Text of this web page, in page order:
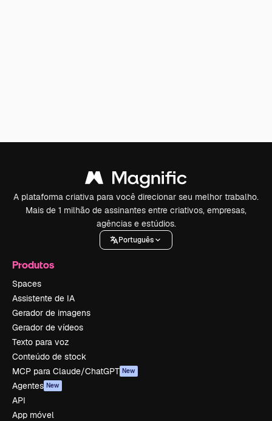
A plataforma criativa para você direcionar seu melhor trabalho.
Mais de 1 milhão de assinantes entre criativos, empresas,
agências e estúdios.
Português
Produtos
Spaces
Assistente de IA
Gerador de imagens
Gerador de vídeos
Texto para voz
Conteúdo de stock
MCP para Claude/ChatGPT New
Agentes New
API
App móvel